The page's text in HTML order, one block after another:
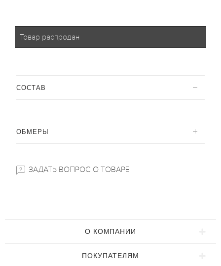
Товар распродан
CОСТАВ
ОБМЕРЫ
ЗАДАТЬ ВОПРОС О ТОВАРЕ
О КОМПАНИИ
ПОКУПАТЕЛЯМ